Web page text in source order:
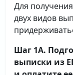
Для
двух видов
Шаг 1А.
выписки из